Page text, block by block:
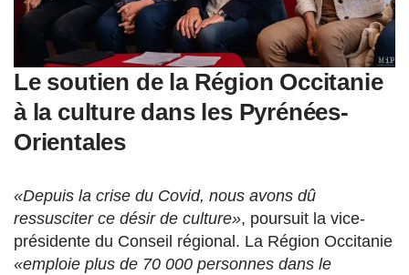
Le soutien de la Région Occitanie
à la culture dans les Pyrénées-
Orientales
«Depuis la crise du Covid, nous avons dû
ressusciter ce désir de culture», poursuit la vice-
présidente du Conseil régional. La Région Occitanie
«emploie plus de 70 000 personnes dans le